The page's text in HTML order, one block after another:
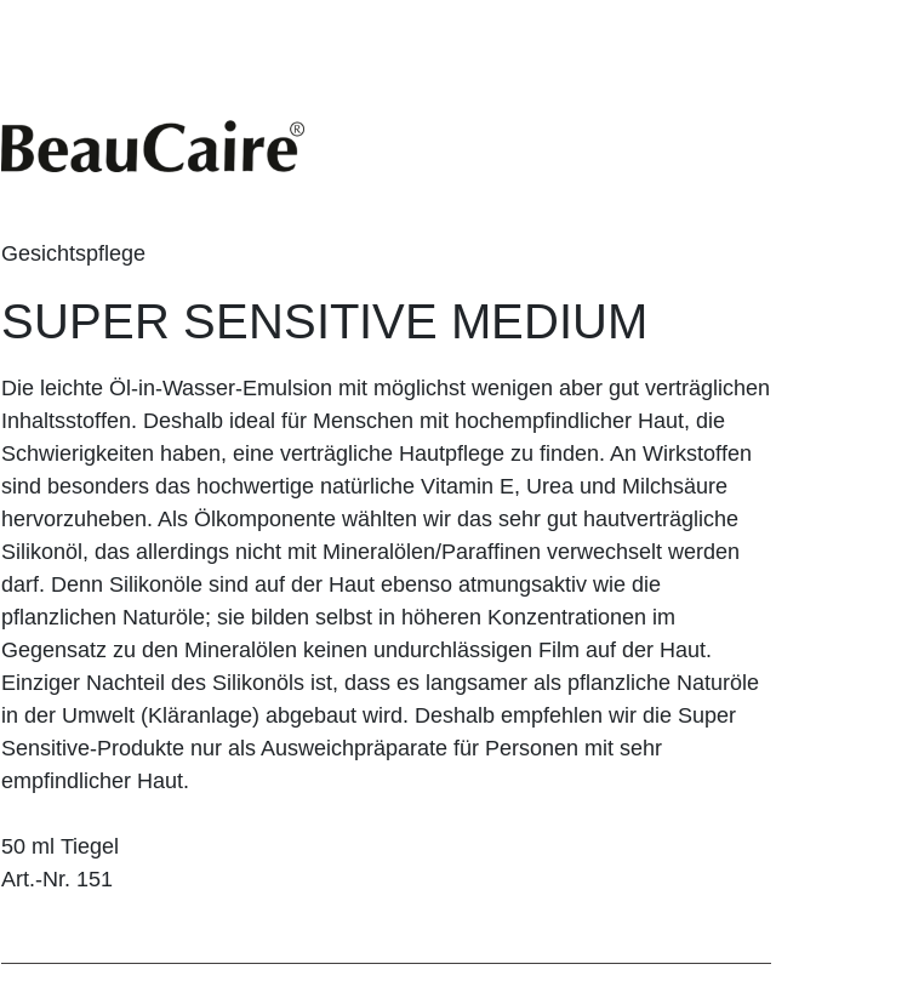
Gesichtspflege
SUPER SENSITIVE MEDIUM
Die leichte Öl-in-Wasser-Emulsion mit möglichst wenigen aber gut verträglichen
Inhaltsstoffen. Deshalb ideal für Menschen mit hochempfindlicher Haut, die
Schwierigkeiten haben, eine verträgliche Hautpflege zu finden. An Wirkstoffen
sind besonders das hochwertige natürliche Vitamin E, Urea und Milchsäure
hervorzuheben. Als Ölkomponente wählten wir das sehr gut hautverträgliche
Silikonöl, das allerdings nicht mit Mineralölen/Paraffinen verwechselt werden
darf. Denn Silikonöle sind auf der Haut ebenso atmungsaktiv wie die
pflanzlichen Naturöle; sie bilden selbst in höheren Konzentrationen im
Gegensatz zu den Mineralölen keinen undurchlässigen Film auf der Haut.
Einziger Nachteil des Silikonöls ist, dass es langsamer als pflanzliche Naturöle
in der Umwelt (Kläranlage) abgebaut wird. Deshalb empfehlen wir die Super
Sensitive-Produkte nur als Ausweichpräparate für Personen mit sehr
empfindlicher Haut.
50 ml Tiegel
Art.-Nr. 151